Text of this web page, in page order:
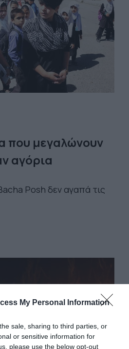
My Personal Information
sale, sharing to third parties, or
or sensitive information for
please use the below opt-out
που μεγαλώνουν
αγόρια
Posh δεν αγαπά τις